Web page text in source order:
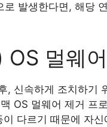
로 발생한다면, 해당
멀웨
, 신속하게 조치하기
OS 멀웨어 제거 프
다르기 때문에 자